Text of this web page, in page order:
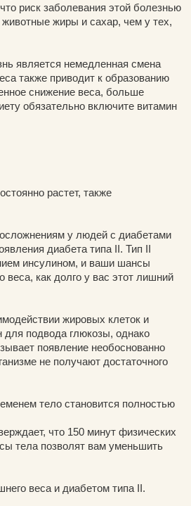
риск заболевания этой болезнью
жиры и сахар, чем у тех,
является немедленная смена
также приводит к образованию
снижение веса, больше
обязательно включите витамин
растет, также
у людей с диабетами
диабета типа II. Тип II
инсулином, и ваши шансы
веса, как долго у вас этот лишний
жировых клеток и
подвода глюкозы, однако
появление необоснованно
не получают достаточного
тело становится полностью
что 150 минут физических
тела позволят вам уменьшить
веса и диабетом типа II.